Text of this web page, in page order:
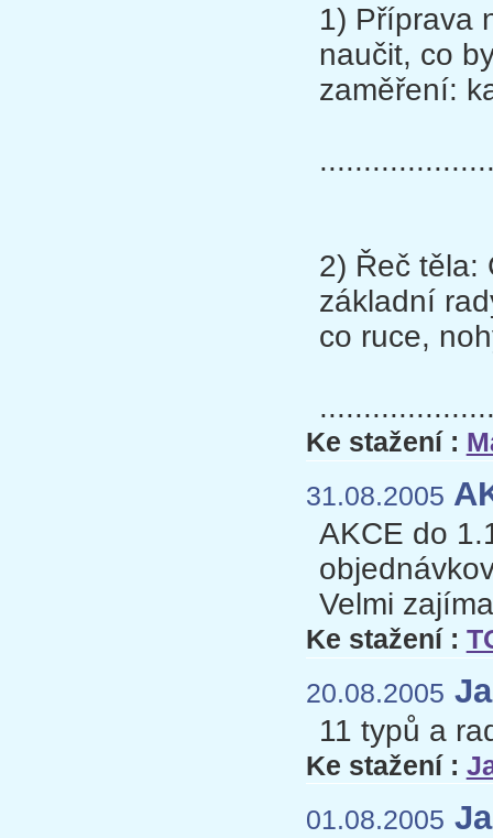
1) Příprava
naučit, co
zaměření:
2) Řeč těla:
základní
co ruce,
Ke stažení :
31.08.2005
AKCE do
Velmi
Ke stažení :
20.08.2005
11 typů a
Ke stažení :
01.08.2005